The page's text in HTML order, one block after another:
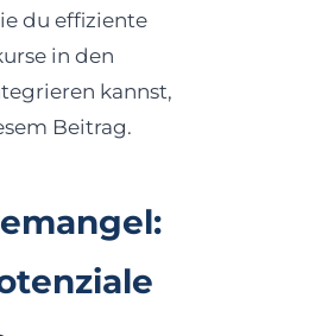
du effiziente
in den
kannst,
Beitrag.